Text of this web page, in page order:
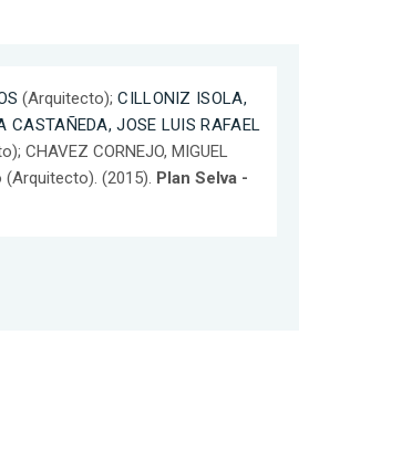
(Arquitecto);CILLONIZ ISOLA,
CASTAÑEDA, JOSE LUIS RAFAEL
CHAVEZ CORNEJO, MIGUEL
(Arquitecto). (2015). Plan Selva -